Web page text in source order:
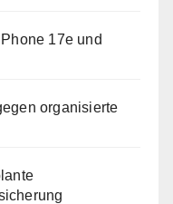
17e und
organisierte